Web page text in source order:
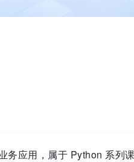
务应用，属于 Python 系列